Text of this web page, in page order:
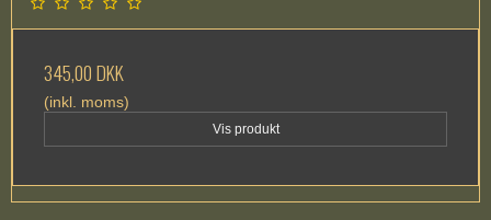
345,00 DKK
(inkl. moms)
Vis produkt